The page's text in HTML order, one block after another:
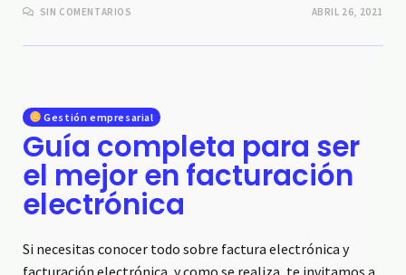
SIN COMENTARIOS ABRIL 26, 2021
Gestión empresarial
Guía completa para ser
el mejor en facturación
electrónica
Si necesitas conocer todo sobre factura electrónica y
facturación electrónica, y como se realiza, te invitamos a